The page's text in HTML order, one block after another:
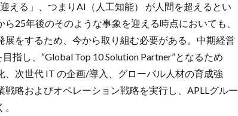
える」、つまりAI（人工知能） が人間を超えるとい
25年後のそのような事象を迎える時点においても、
をするため、今から取り組む必要がある。中期経営
指し、“Global Top 10 Solution Partner”となるため
次世代 IT の企画/導入、グローバル人材の育成強
略およびオペレーション戦略を実行し、APLLグルー